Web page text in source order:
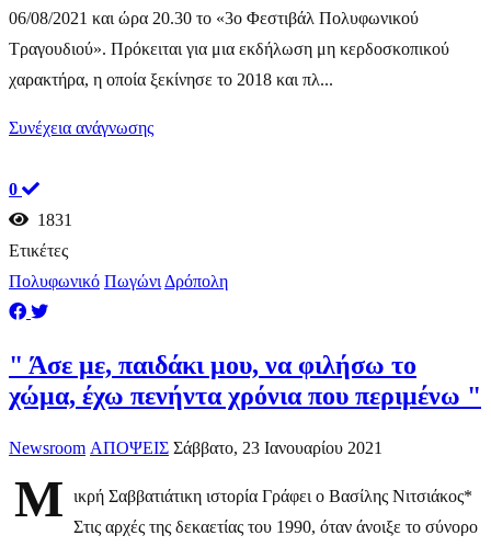
06/08/2021 και ώρα 20.30 το «3ο Φεστιβάλ Πολυφωνικού
Τραγουδιού». Πρόκειται για μια εκδήλωση μη κερδοσκοπικού
χαρακτήρα, η οποία ξεκίνησε το 2018 και πλ...
Συνέχεια ανάγνωσης
0
1831
Ετικέτες
Πολυφωνικό Πωγώνι Δρόπολη
" Άσε με, παιδάκι μου, να φιλήσω το
χώμα, έχω πενήντα χρόνια που περιμένω "
Newsroom ΑΠΟΨΕΙΣ Σάββατο, 23 Ιανουαρίου 2021
Μ
ικρή Σαββατιάτικη ιστορία Γράφει ο Βασίλης Νιτσιάκος*
Στις αρχές της δεκαετίας του 1990, όταν άνοιξε το σύνορο